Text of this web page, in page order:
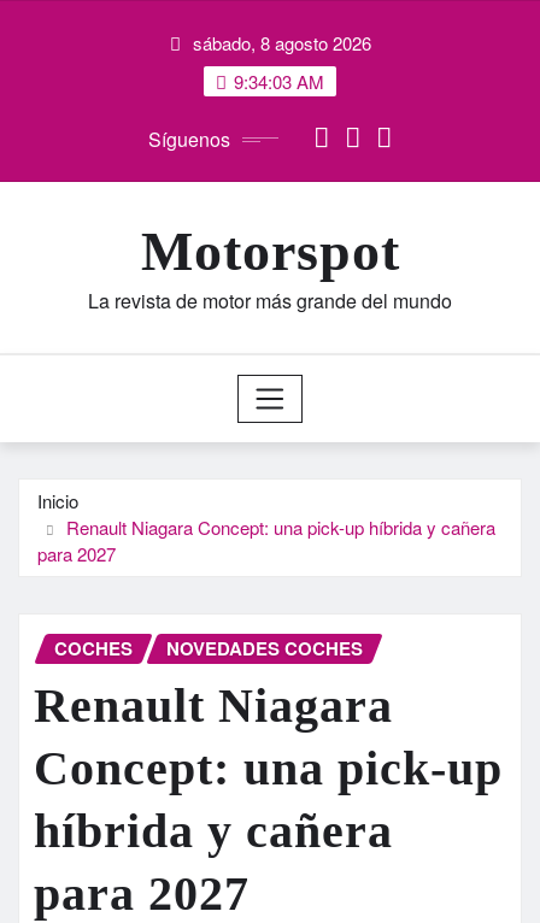
sábado, 8 agosto 2026
9:34:04 AM
Síguenos
Motorspot
La revista de motor más grande del mundo
Inicio
Renault Niagara Concept: una pick-up híbrida y cañera
para 2027
COCHES NOVEDADES COCHES
Renault Niagara
Concept: una pick-up
híbrida y cañera
para 2027